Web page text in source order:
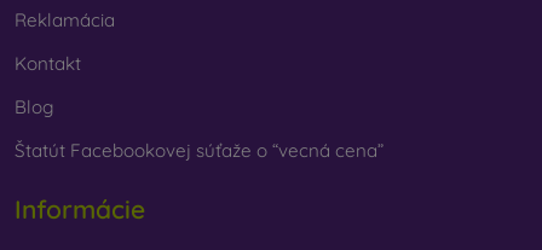
vybrať len ten svoj.
Reklamácia
Kontakt
Blog
Štatút Facebookovej súťaže o “vecná cena”
Informácie